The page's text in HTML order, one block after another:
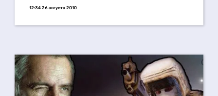
12:34 26 августа 2010